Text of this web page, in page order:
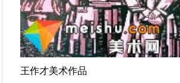
王作才美术作品